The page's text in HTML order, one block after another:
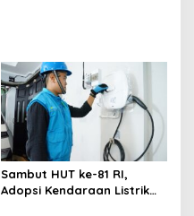
Sambut HUT ke-81 RI,
Adopsi Kendaraan Listrik